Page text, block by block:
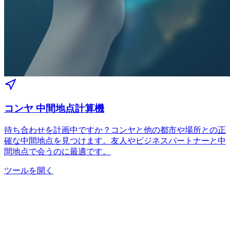
コンヤ 中間地点計算機
待ち合わせを計画中ですか？コンヤと他の都市や場所との正
確な中間地点を見つけます。友人やビジネスパートナーと中
間地点で会うのに最適です。
ツールを開く